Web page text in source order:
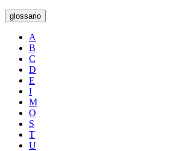
glossario
A
B
C
D
E
I
M
O
S
T
U